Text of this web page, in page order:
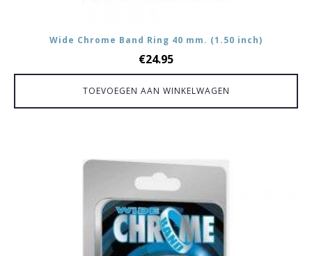
Wide Chrome Band Ring 40 mm. (1.50 inch)
€24.95
TOEVOEGEN AAN WINKELWAGEN